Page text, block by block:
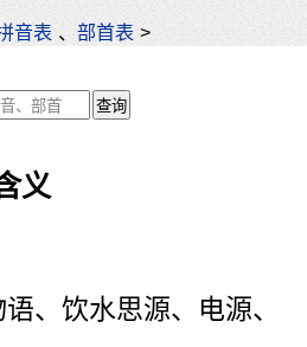
音表 、部首表 >
义
、饮水思源、电源、